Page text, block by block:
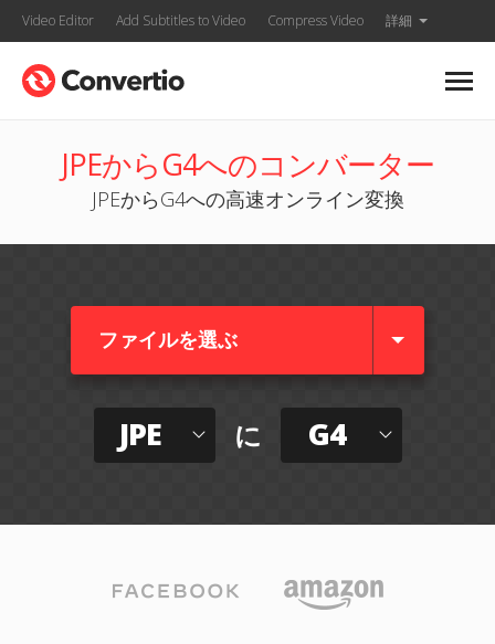
Video Editor Add Subtitles to Video Compress Video 詳細
JPEからG4へのコンバーター
JPEからG4への高速オンライン変換
ファイルを選ぶ
JPE に G4